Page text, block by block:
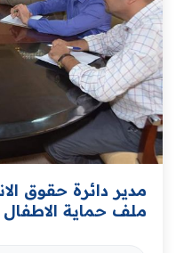
مدير دائرة حقوق
ملف حماية الاطفال